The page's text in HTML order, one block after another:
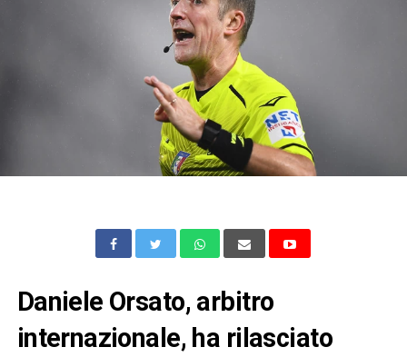
Daniele Orsato, arbitro
internazionale, ha rilasciato